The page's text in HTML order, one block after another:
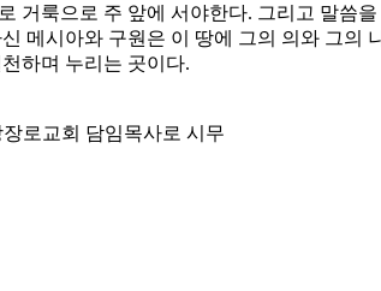
룩으로 주 앞에 서야한다. 그리고 말씀
메시아와 구원은 이 땅에 그의 의와 그의
하며 누리는 곳이다.
로교회 담임목사로 시무